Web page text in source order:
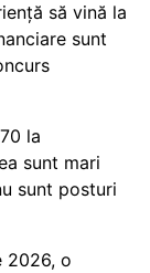
să vină la
sunt
la
sunt mari
sunt posturi
2026, o